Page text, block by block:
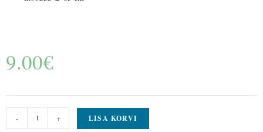
9.00€
- + LISA KORVI